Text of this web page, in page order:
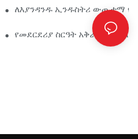
ዕጣ ፈንታ፡ አዝማሚያዎች እና
ለእያንዳንዱ ኢንዱስትሪ ውጤታማ
መፈለግ እንዳለባቸው
የመደርደሪያ ስርዓት አቅራቢ፡